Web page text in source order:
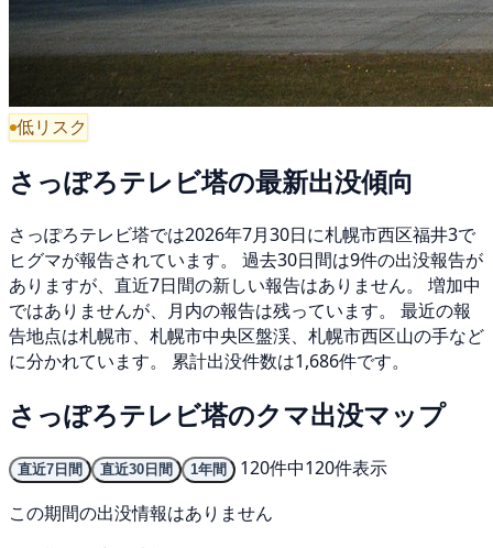
低リスク
さっぽろテレビ塔の最新出没傾向
さっぽろテレビ塔では2026年7月30日に札幌市西区福井3で
ヒグマが報告されています。 過去30日間は9件の出没報告が
ありますが、直近7日間の新しい報告はありません。 増加中
ではありませんが、月内の報告は残っています。 最近の報
告地点は札幌市、札幌市中央区盤渓、札幌市西区山の手など
に分かれています。 累計出没件数は1,686件です。
さっぽろテレビ塔のクマ出没マップ
直近7日間 直近30日間 1年間
120件中120件表示
この期間の出没情報はありません